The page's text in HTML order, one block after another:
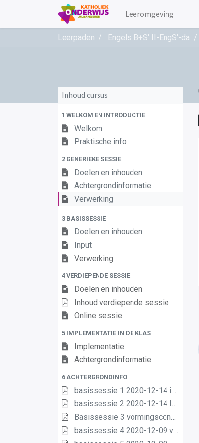
Leeromgeving
Leerpaden Engels B+S' II-EngS'-da
Inhoud cursus
1 WELKOM EN INTRODUCTIE
Welkom
Praktische info
2 GENERIEKE SESSIE
Doelen en inhouden
Achtergrondinformatie
Verwerking
3 BASISSESSIE
Doelen en inhouden
Input
Verwerking
4 VERDIEPENDE SESSIE
Doelen en inhouden
Inhoud verdiepende sessie
Online sessie
5 IMPLEMENTATIE IN DE KLAS
Implementatie
Achtergrondinformatie
6 ACHTERGRONDINFO
basissessie 1 2020-12-14 intro (2) (2) (1) (1)
basissessie 2 2020-12-14 Inhoud en opbouw (2) (1) (1)
Basissessie 3 vormingsconcept (1)
basissessie 4 2020-12-09 van matrix nr leerplannen pdf (1) (1)